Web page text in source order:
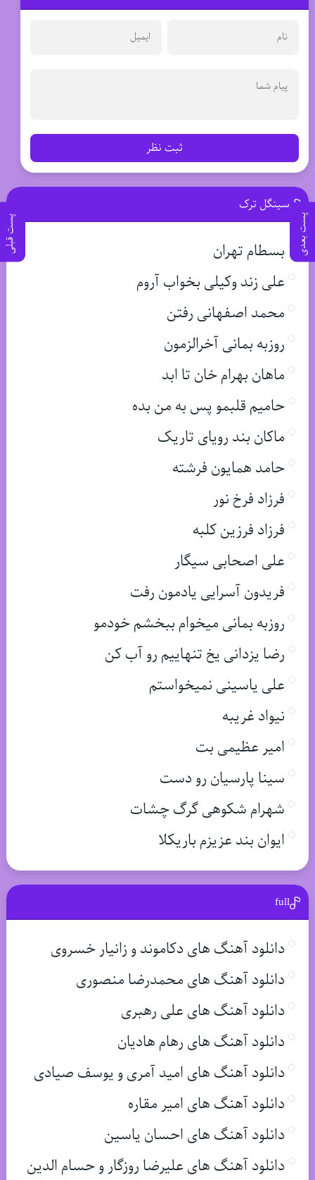
پست بعدی پست قبلی
ثبت نظر
سینگل ترک
بسطام تهران
علی زند وکیلی بخواب آروم
محمد اصفهانی رفتن
روزبه بمانی آخرالزمون
ماهان بهرام خان تا ابد
حامیم قلبمو پس به من بده
ماکان بند رویای تاریک
حامد همایون فرشته
فرزاد فرخ نور
فرزاد فرزین کلبه
علی اصحابی سیگار
فریدون آسرایی یادمون رفت
روزبه بمانی میخوام ببخشم خودمو
رضا یزدانی یخ تنهاییم رو آب کن
علی یاسینی نمیخواستم
نیواد غریبه
امیر عظیمی بت
سینا پارسیان رو دست
شهرام شکوهی گرگ چشات
ایوان بند عزیزم باریکلا
full
دانلود آهنگ های دکاموند و زانیار خسروی
دانلود آهنگ های محمدرضا منصوری
دانلود آهنگ های علی رهبری
دانلود آهنگ های رهام هادیان
دانلود آهنگ های امید آمری و یوسف صیادی
دانلود آهنگ های امیر مقاره
دانلود آهنگ های احسان یاسین
دانلود آهنگ های علیرضا روزگار و حسام الدین